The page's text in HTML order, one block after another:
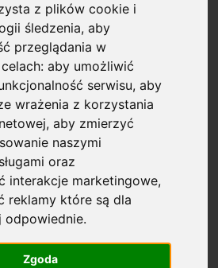
z plików cookie i
śledzenia, aby
przeglądania w
celach:aby umożliwić
serwisu,aby
wrażenia z korzystania
,aby zmierzyć
naszymi
oraz
interakcje marketingowe,
reklamy które są dla
odpowiednie.
Zgoda